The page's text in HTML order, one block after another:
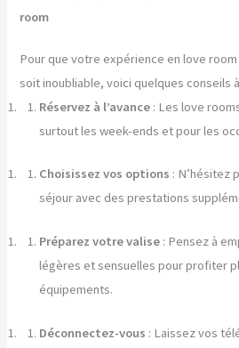
room
Pour que votre expérience en love
soit inoubliable, voici quelques conseils
Réservez à l’avance : Les love
surtout les week-ends et pour les
Choisissez vos options : N’hésitez
séjour avec des prestations
Préparez votre valise : Pensez à
légères et sensuelles pour profiter
équipements.
Déconnectez-vous : Laissez vos